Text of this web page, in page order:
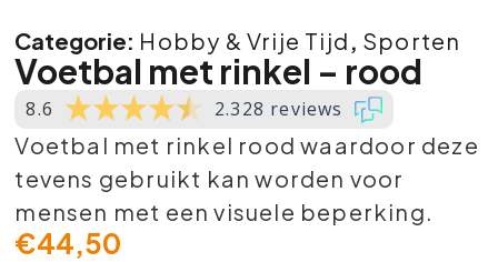
Categorie: Hobby & Vrije Tijd , Sporten
Voetbal met rinkel – rood
8.6 2.328 reviews
Voetbal met rinkel rood waardoor deze
tevens gebruikt kan worden voor
mensen met een visuele beperking.
€44,50